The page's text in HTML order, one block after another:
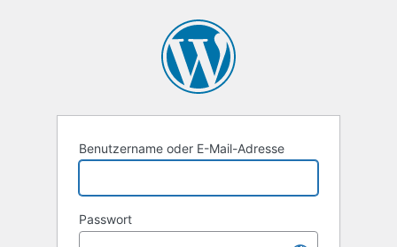
Benutzername oder E-Mail-Adresse
Passwort